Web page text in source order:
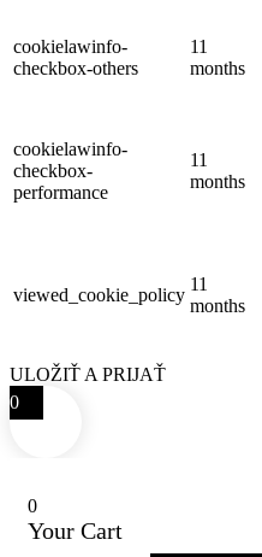
cookielawinfo-
checkbox-others
11
months
cookielawinfo-
checkbox-
performance
11
months
viewed_cookie_policy
11
months
ULOŽIŤ A PRIJAŤ
0
0
Your Cart